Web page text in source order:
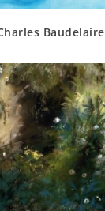
Baudelaire